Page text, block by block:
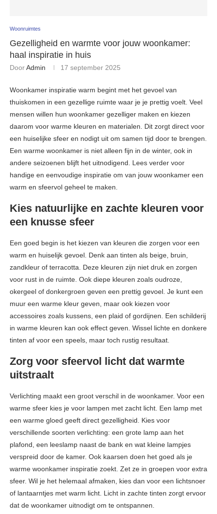
Woonruimtes
Gezelligheid en warmte voor jouw woonkamer:
haal inspiratie in huis
DoorAdmin 17 september 2025
Woonkamer inspiratie warm begint met het gevoel van
thuiskomen in een gezellige ruimte waar je je prettig voelt. Veel
mensen willen hun woonkamer gezelliger maken en kiezen
daarom voor warme kleuren en materialen. Dit zorgt direct voor
een huiselijke sfeer en nodigt uit om samen tijd door te brengen.
Een warme woonkamer is niet alleen fijn in de winter, ook in
andere seizoenen blijft het uitnodigend. Lees verder voor
handige en eenvoudige inspiratie om van jouw woonkamer een
warm en sfeervol geheel te maken.
Kies natuurlijke en zachte kleuren voor
een knusse sfeer
Een goed begin is het kiezen van kleuren die zorgen voor een
warm en huiselijk gevoel. Denk aan tinten als beige, bruin,
zandkleur of terracotta. Deze kleuren zijn niet druk en zorgen
voor rust in de ruimte. Ook diepe kleuren zoals oudroze,
okergeel of donkergroen geven een prettig gevoel. Je kunt een
muur een warme kleur geven, maar ook kiezen voor
accessoires zoals kussens, een plaid of gordijnen. Een schilderij
in warme kleuren kan ook effect geven. Wissel lichte en donkere
tinten af voor een speels, maar toch rustig resultaat.
Zorg voor sfeervol licht dat warmte
uitstraalt
Verlichting maakt een groot verschil in de woonkamer. Voor een
warme sfeer kies je voor lampen met zacht licht. Een lamp met
een warme gloed geeft direct gezelligheid. Kies voor
verschillende soorten verlichting: een grote lamp aan het
plafond, een leeslamp naast de bank en wat kleine lampjes
verspreid door de kamer. Ook kaarsen doen het goed als je
warme woonkamer inspiratie zoekt. Zet ze in groepen voor extra
sfeer. Wil je het helemaal afmaken, kies dan voor een lichtsnoer
of lantaarntjes met warm licht. Licht in zachte tinten zorgt ervoor
dat de woonkamer uitnodigt om te ontspannen.